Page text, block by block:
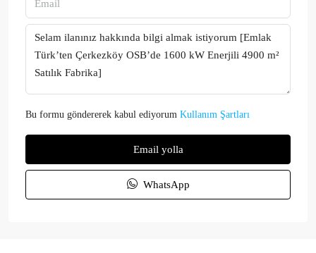
Bu formu göndererek kabul ediyorum Kullanım Şartları
Email yolla
WhatsApp